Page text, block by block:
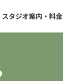
スタジオ案内・料金